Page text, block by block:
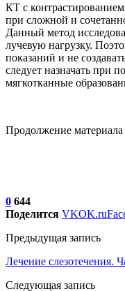
КТ с
при сложной и
Данный метод
лучевую нагрузку.
показаний и не
следует назначать при
мягкотканные
Продолжение материала
0 644
Поделится VKOK.ru
Предыдущая запись
Лечение слезотечения.
Следующая запись